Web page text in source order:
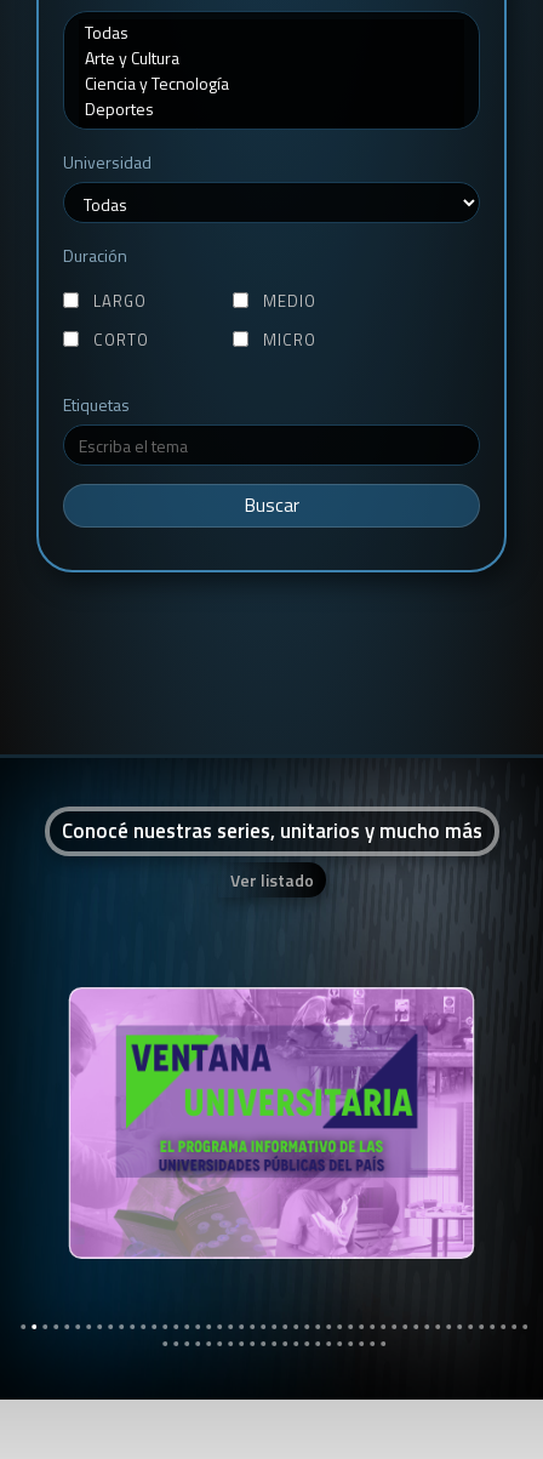
Universidad
Duración
LARGO
MEDIO
CORTO
MICRO
Etiquetas
Buscar
Conocé nuestras series, unitarios y mucho más
Ver listado